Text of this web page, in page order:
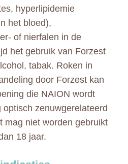
hyperlipidemie
het bloed),
of nierfalen in de
het gebruik van Forzest
tabak. Roken in
door Forzest kan
die NAION wordt
zenuwgerelateerd
mag niet worden gebruikt
18 jaar.